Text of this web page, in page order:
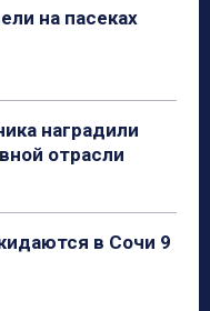
на пасеках
наградили
отрасли
в Сочи 9